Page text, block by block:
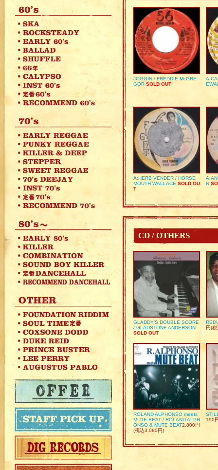
JOGGIN / FREDDIE McGRE
GOR SOLD OUT
A:HERB VENDER / HORSE
MOUTH WALLACE SOLD OU
T
N
CD / OTHERS
GLADDY’S DOUBLE SCORE
/ GLADSTONE ANDERSON
SOLD OUT
円(
ROLAND ALPHONSO meets
MUTE BEAT / ROLAND ALPH
ONSO & MUTE BEAT2,800円
(税込3,080円)
190